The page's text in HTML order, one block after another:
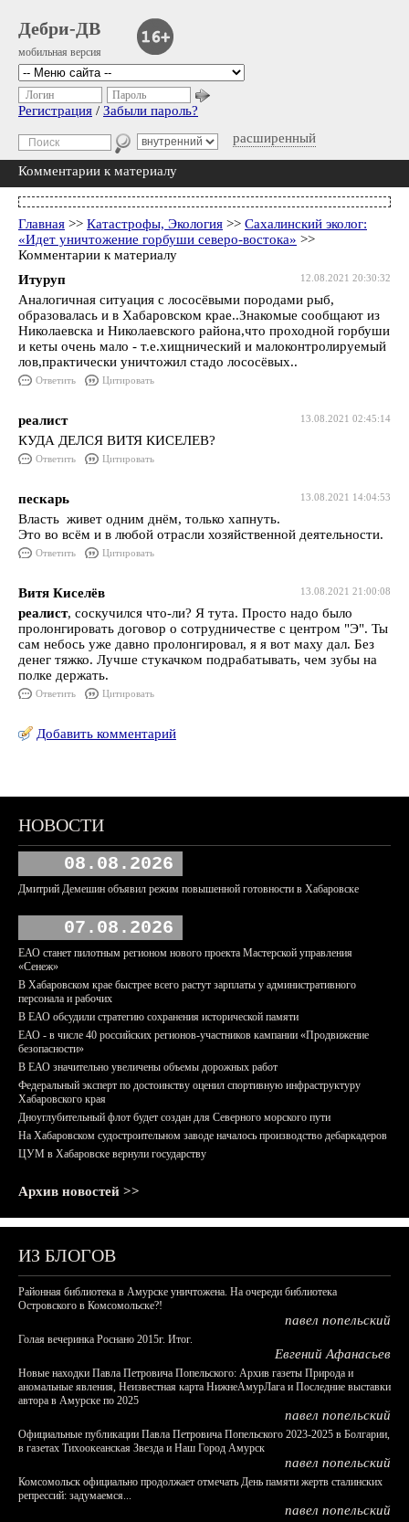
Дебри-ДВ
мобильная версия
расширенный
Логин Пароль
Регистрация / Забыли пароль?
Комментарии к материалу
Главная >> Катастрофы, Экология >> Сахалинский эколог:
«Идет уничтожение горбуши северо-востока» >>
Комментарии к материалу
12.08.2021 20:30:32
Итуруп
Аналогичная ситуация с лососёвыми породами рыб,
образовалась и в Хабаровском крае..Знакомые сообщают из
Николаевска и Николаевского района,что проходной горбуши
и кеты очень мало - т.е.хищнический и малоконтролируемый
лов,практически уничтожил стадо лососёвых..
Ответить Цитировать
13.08.2021 02:45:14
реалист
КУДА ДЕЛСЯ ВИТЯ КИСЕЛЕВ?
Ответить Цитировать
13.08.2021 14:04:53
пескарь
Власть живет одним днём, только хапнуть.
Это во всём и в любой отрасли хозяйственной деятельности.
Ответить Цитировать
13.08.2021 21:00:08
Витя Киселёв
реалист, соскучился что-ли? Я тута. Просто надо было
пролонгировать договор о сотрудничестве с центром "Э". Ты
сам небось уже давно пролонгировал, я я вот маху дал. Без
денег тяжко. Лучше стукачком подрабатывать, чем зубы на
полке держать.
Ответить Цитировать
Добавить комментарий
НОВОСТИ
08.08.2026
Дмитрий Демешин объявил режим повышенной готовности в Хабаровске
07.08.2026
ЕАО станет пилотным регионом нового проекта Мастерской управления
«Сенеж»
В Хабаровском крае быстрее всего растут зарплаты у административного
персонала и рабочих
В ЕАО обсудили стратегию сохранения исторической памяти
ЕАО - в числе 40 российских регионов-участников кампании «Продвижение
безопасности»
В ЕАО значительно увеличены объемы дорожных работ
Федеральный эксперт по достоинству оценил спортивную инфраструктуру
Хабаровского края
Дноуглубительный флот будет создан для Северного морского пути
На Хабаровском судостроительном заводе началось производство дебаркадеров
ЦУМ в Хабаровске вернули государству
Архив новостей >>
ИЗ БЛОГОВ
Районная библиотека в Амурске уничтожена. На очереди библиотека
Островского в Комсомольске?!
павел попельский
Голая вечеринка Роснано 2015г. Итог.
Евгений Афанасьев
Новые находки Павла Петровича Попельского: Архив газеты Природа и
аномальные явления, Неизвестная карта НижнеАмурЛага и Последние выставки
автора в Амурске по 2025
павел попельский
Официальные публикации Павла Петровича Попельского 2023-2025 в Болгарии,
в газетах Тихоокеанская Звезда и Наш Город Амурск
павел попельский
Комсомольск официально продолжает отмечать День памяти жертв сталинских
репрессий: задумаемся...
павел попельский